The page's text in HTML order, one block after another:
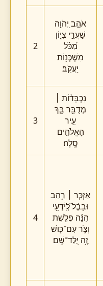
2
אֹהֵ֣ב יְ֭הֹוָה
שַׁעֲרֵ֣י צִיּ֑וֹן
מִ֝כֹּ֗ל
מִשְׁכְּנ֥וֹת
יַעֲקֹֽב׃
3
נִכְבָּד֨וֹת ׀
מְדֻבָּ֥ר בָּ֑ךְ
עִ֖יר
הָאֱלֹהִ֣ים
סֶֽלָה׃
4
אַזְכִּ֤ר ׀ רַ֥הַב
וּבָבֶ֨ל֮ לְֽיֹדְעָ֥י
הִנֵּ֨ה פְלֶ֧שֶׁת
וְצֹ֛ר עִם־כּ֖וּשׁ
זֶ֥ה יֻלַּד־שָֽׁם׃